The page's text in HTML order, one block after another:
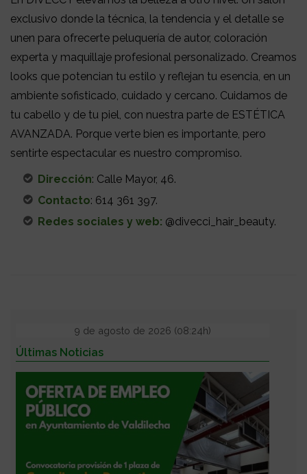
exclusivo donde la técnica, la tendencia y el detalle se
unen para ofrecerte peluquería de autor, coloración
experta y maquillaje profesional personalizado. Creamos
looks que potencian tu estilo y reflejan tu esencia, en un
ambiente sofisticado, cuidado y cercano. Cuidamos de
tu cabello y de tu piel, con nuestra parte de ESTÉTICA
AVANZADA. Porque verte bien es importante, pero
sentirte espectacular es nuestro compromiso.
Dirección: Calle Mayor, 46.
Contacto: 614 361 397.
Redes sociales y web: @divecci_hair_beauty.
9 de agosto de 2026 (08:24h)
Últimas Noticias